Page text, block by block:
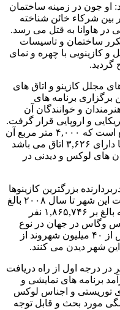
او جون در زمینه ساختمان
بین شرکاء خائن شناخته
در هاوانا به قتل می رسد.
ساختمان و تاسیسات
به هتل روز ۱۱ مارس ۱۹۴۷ هتل و کازینویی با چهره و نمای
گردید.
مجلل کازینو و اتاق های
برنامه های
و خوانندگان آن
و اروپایی قرار گرفت.
مساحت این ساختمان ۷,۲۰۰ متر مربع است که ۴,۰۰۰ متر مربع آن
فضای کازینو را شامل می گردد. این بنا دارای ۳,۶۲۶ اتاق می باشد
های لوکس و دیدنی در
بزرگترین کازینوها
و مراکز شرط بندی جهان است. جمعیت این شهر تا سال ۲۰۰۸ بالغ
بر ۵۵۸,۳۸۳ نفر و جمعیت شهر و حومه بالغ بر ۱,۸۶۵,۷۴۶ نفر
وگاس در جهان در نوع
خود یکتا و بی نظیر است و سالیانه بیش از ۴۰ میلیون شهروند از
این شهر دیدن می کنند.
درجه اول از راه دریافت
برنامه های نمایشی و
توریستی و اجناس لوکس
مورد بحث و قابل توجه